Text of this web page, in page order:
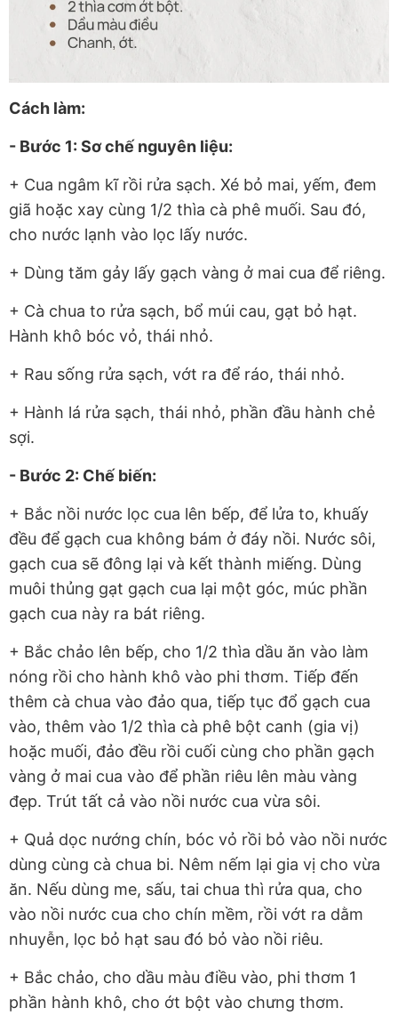
Cách làm:
- Bước 1: Sơ chế nguyên liệu:
+ Cua ngâm kĩ rồi rửa sạch. Xé bỏ mai, yếm, đem
giã hoặc xay cùng 1/2 thìa cà phê muối. Sau đó,
cho nước lạnh vào lọc lấy nước.
+ Dùng tăm gảy lấy gạch vàng ở mai cua để riêng.
+ Cà chua to rửa sạch, bổ múi cau, gạt bỏ hạt.
Hành khô bóc vỏ, thái nhỏ.
+ Rau sống rửa sạch, vớt ra để ráo, thái nhỏ.
+ Hành lá rửa sạch, thái nhỏ, phần đầu hành chẻ
sợi.
- Bước 2: Chế biến:
+ Bắc nồi nước lọc cua lên bếp, để lửa to, khuấy
đều để gạch cua không bám ở đáy nồi. Nước sôi,
gạch cua sẽ đông lại và kết thành miếng. Dùng
muôi thủng gạt gạch cua lại một góc, múc phần
gạch cua này ra bát riêng.
+ Bắc chảo lên bếp, cho 1/2 thìa dầu ăn vào làm
nóng rồi cho hành khô vào phi thơm. Tiếp đến
thêm cà chua vào đảo qua, tiếp tục đổ gạch cua
vào, thêm vào 1/2 thìa cà phê bột canh (gia vị)
hoặc muối, đảo đều rồi cuối cùng cho phần gạch
vàng ở mai cua vào để phần riêu lên màu vàng
đẹp. Trút tất cả vào nồi nước cua vừa sôi.
+ Quả dọc nướng chín, bóc vỏ rồi bỏ vào nồi nước
dùng cùng cà chua bi. Nêm nếm lại gia vị cho vừa
ăn. Nếu dùng me, sấu, tai chua thì rửa qua, cho
vào nồi nước cua cho chín mềm, rồi vớt ra dằm
nhuyễn, lọc bỏ hạt sau đó bỏ vào nồi riêu.
+ Bắc chảo, cho dầu màu điều vào, phi thơm 1
phần hành khô, cho ớt bột vào chưng thơm.